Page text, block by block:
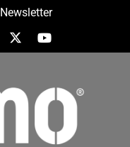
Newsletter